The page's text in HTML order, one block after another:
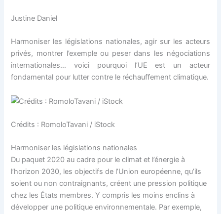
Justine Daniel
Harmoniser les législations nationales, agir sur les acteurs
privés, montrer l’exemple ou peser dans les négociations
internationales… voici pourquoi l’UE est un acteur
fondamental pour lutter contre le réchauffement climatique.
Crédits : RomoloTavani / iStock
Harmoniser les législations nationales
Du paquet 2020 au cadre pour le climat et l’énergie à
l’horizon 2030, les objectifs de l’Union européenne, qu’ils
soient ou non contraignants, créent une pression politique
chez les États membres. Y compris les moins enclins à
développer une politique environnementale. Par exemple,